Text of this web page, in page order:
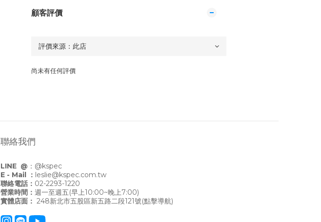
顧客評價
尚未有任何評價
聯絡我們
LINE @ ： @kspec
E - Mail ： leslie@kspec.com.tw
聯絡電話： 02-2293-1220
營業時間： 週一至週五(早上10:00~晚上7:00)
實體店面： 248新北市五股區新五路二段121號(點擊導航)